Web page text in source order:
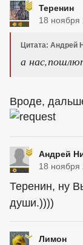
Теренин
18 ноября
Цитата: Андрей
а
Вроде,
Андрей
18 ноября
Теренин, ну
души.))))
Лимон